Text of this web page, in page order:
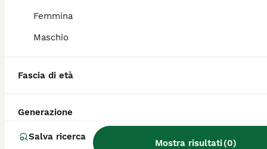
Femmina
Maschio
Fascia di età
Generazione
Salva ricerca
Mostra risultati(0)
reputazione dell'allevatore e la posizione.
svizzero?
Cosa mangiano i pastori
svizzeri?